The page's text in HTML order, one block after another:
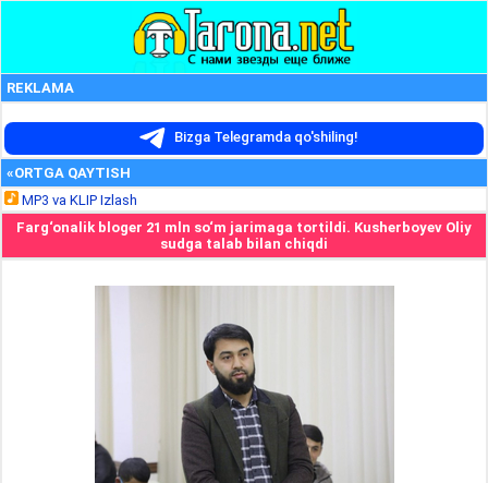
REKLAMA
Bizga Telegramda qo'shiling!
«ORTGA QAYTISH
MP3 va KLIP Izlash
Farg‘onalik bloger 21 mln so‘m jarimaga tortildi. Kusherboyev Oliy
sudga talab bilan chiqdi